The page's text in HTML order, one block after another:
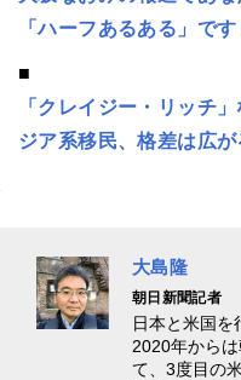
「ハーフあるある」です
■
「クレイジー・リッチ
ジア系移民、格差は広が
大島隆
朝日新聞記者
日本と米国を
2020年から
て、3度目の